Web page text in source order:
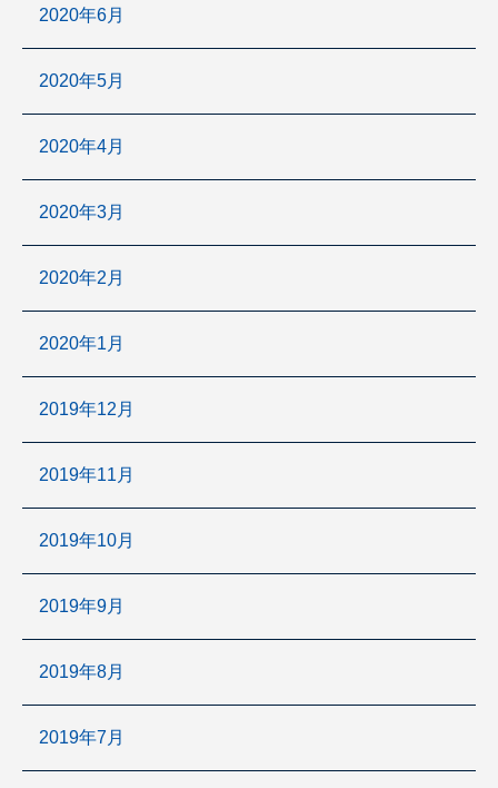
2020年6月
2020年5月
2020年4月
2020年3月
2020年2月
2020年1月
2019年12月
2019年11月
2019年10月
2019年9月
2019年8月
2019年7月